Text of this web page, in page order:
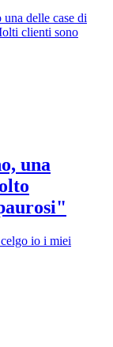
delle case di
clienti sono
una
io i miei